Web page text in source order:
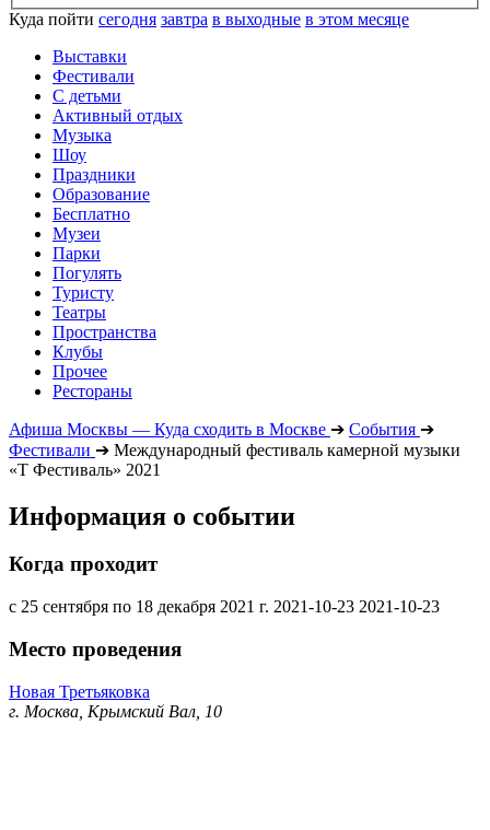
Куда пойти сегодня завтра в выходные в этом месяце
Выставки
Фестивали
С детьми
Активный отдых
Музыка
Шоу
Праздники
Образование
Бесплатно
Музеи
Парки
Погулять
Туристу
Театры
Пространства
Клубы
Прочее
Рестораны
Афиша Москвы — Куда сходить в Москве ➔ События ➔
Фестивали ➔ Международный фестиваль камерной музыки
«Т Фестиваль» 2021
Информация о событии
Когда проходит
с 25 сентября по 18 декабря 2021 г. 2021-10-23 2021-10-23
Место проведения
Новая Третьяковка
г. Москва, Крымский Вал, 10